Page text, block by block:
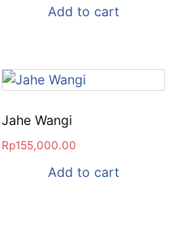
Add to cart
Jahe Wangi
Rp155,000.00
Add to cart